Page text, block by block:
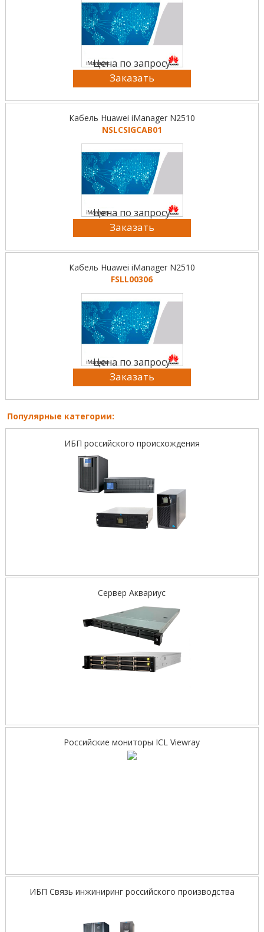
Цена по запросу
Заказать
Кабель Huawei iManager N2510
NSLCSIGCAB01
Цена по запросу
Заказать
Кабель Huawei iManager N2510
FSLL00306
Цена по запросу
Заказать
Популярные категории:
ИБП российского происхождения
Сервер Аквариус
Российские мониторы ICL Viewray
ИБП Связь инжиниринг российского производства